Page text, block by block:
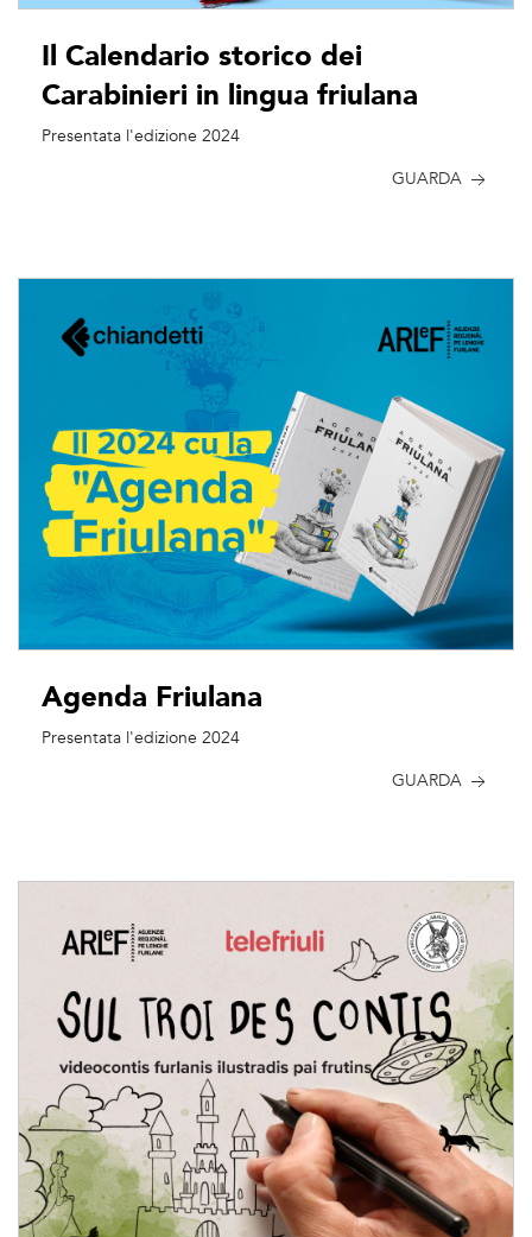
Il Calendario storico dei
Carabinieri in lingua friulana
Presentata l'edizione 2024
GUARDA
Agenda Friulana
Presentata l'edizione 2024
GUARDA